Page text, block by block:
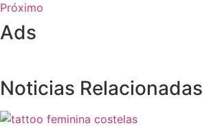
Próximo
Ads
Noticias Relacionadas